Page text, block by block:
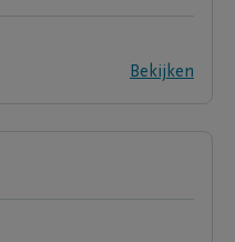
Bekijken